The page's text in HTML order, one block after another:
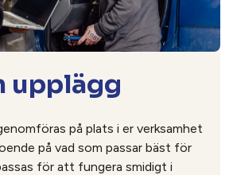
upplägg
på plats i er verksamhet
på vad som passar bäst för
för att fungera smidigt i